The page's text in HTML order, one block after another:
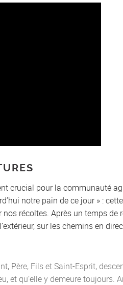
crucial pour la communauté
notre pain de ce jour » :
récoltes. Après un temps de
sur les chemins en
Père, Fils et Saint-Esprit,
et qu’elle y demeure toujours.